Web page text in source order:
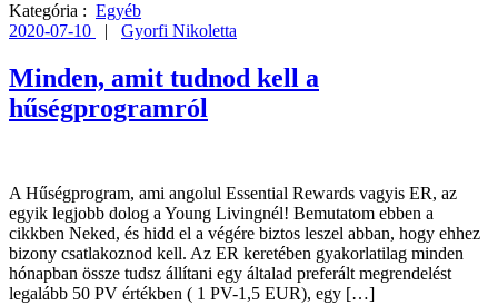
Kategória : Egyéb
2020-07-10
| Gyorfi Nikoletta
Minden, amit tudnod kell a
hűségprogramról
A Hűségprogram, ami angolul Essential Rewards vagyis ER, az
egyik legjobb dolog a Young Livingnél! Bemutatom ebben a
cikkben Neked, és hidd el a végére biztos leszel abban, hogy ehhez
bizony csatlakoznod kell. Az ER keretében gyakorlatilag minden
hónapban össze tudsz állítani egy általad preferált megrendelést
legalább 50 PV értékben ( 1 PV-1,5 EUR), egy […]